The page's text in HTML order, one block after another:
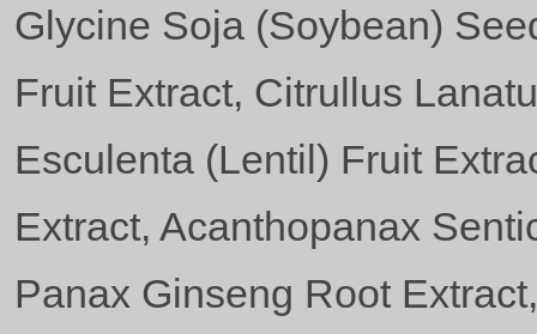
Glycine Soja (Soybean)
Fruit Extract, Citrullus
Esculenta (Lentil) Fruit
Extract, Acanthopanax
Panax Ginseng Root